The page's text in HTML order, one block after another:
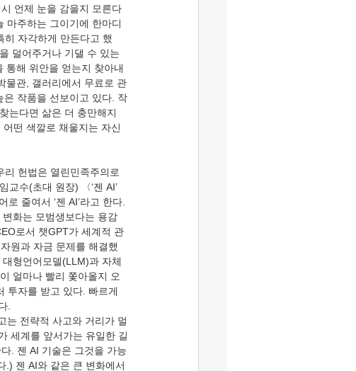
언제 눈을 감을지 모른다
마주하는 그이기에 한마디
자각하게 만든다고 했
덜어주거나 기댈 수 있는
통해 위안을 얻는지 찾아내
물관, 갤러리에서 무료로 관
작품을 선보이고 있다. 작
는다면 삶은 더 충만해지
떤 색깔로 채울지는 자신
교수(초대 원장) 〈‘젠 AI’
줄여서 ‘젠 AI’라고 한다.
화는 모범생보다는 용감
로서 챗GPT가 세계적 관
원과 자금 문제를 해결했
형언어모델(LLM)과 자체
얼마나 빨리 쫓아올지 오
투자를 받고 있다. 빠르게
.
는 전략적 사고와 거리가 멀
세계를 앞서가는 유일한 길
. 젠 AI 기술은 그것을 가능
.) 젠 AI와 같은 큰 변화에서